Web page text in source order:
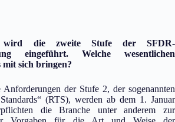
wird die zweite Stufe der SFDR-
eingeführt. Welche wesentlichen
sich bringen?
Anforderungen der Stufe 2, der sogenannten
(RTS), werden ab dem 1. Januar
die Branche unter anderem zur